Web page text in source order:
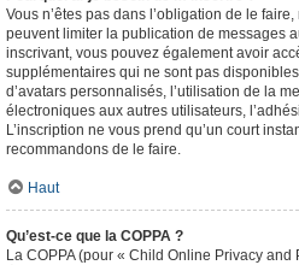
Vous n’êtes pas dans l’obligation de le
peuvent limiter la publication de messages
inscrivant, vous pouvez également avoir
supplémentaires qui ne sont pas
d’avatars personnalisés, l’utilisation de la
électroniques aux autres utilisateurs,
L’inscription ne vous prend qu’un court
recommandons de le faire.
Haut
Qu’est-ce que la COPPA ?
La COPPA (pour « Child Online Privacy